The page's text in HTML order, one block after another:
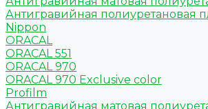
Антигравийная полиуретановая
Nippon
ORACAL
ORACAL 551
ORACAL 970
ORACAL 970 Exclusive color
Profilm
Антигравийная матовая